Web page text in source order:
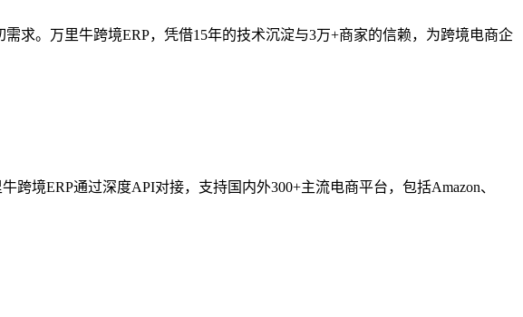
求。万里牛跨境ERP，凭借15年的技术沉淀与3万+商家的信赖，为跨境电商企
境ERP通过深度API对接，支持国内外300+主流电商平台，包括Amazon、